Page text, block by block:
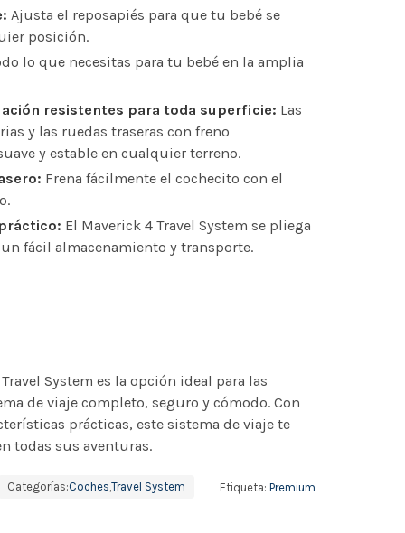
Ajusta el reposapiés para que tu bebé se
posición.
lo que necesitas para tu bebé en la amplia
resistentes para toda superficie: Las
y las ruedas traseras con freno
y estable en cualquier terreno.
Frena fácilmente el cochecito con el
El Maverick 4 Travel System se pliega
fácil almacenamiento y transporte.
System es la opción ideal para las
de viaje completo, seguro y cómodo. Con
prácticas, este sistema de viaje te
todas sus aventuras.
Categorías:Coches,Travel System Etiqueta: Premium